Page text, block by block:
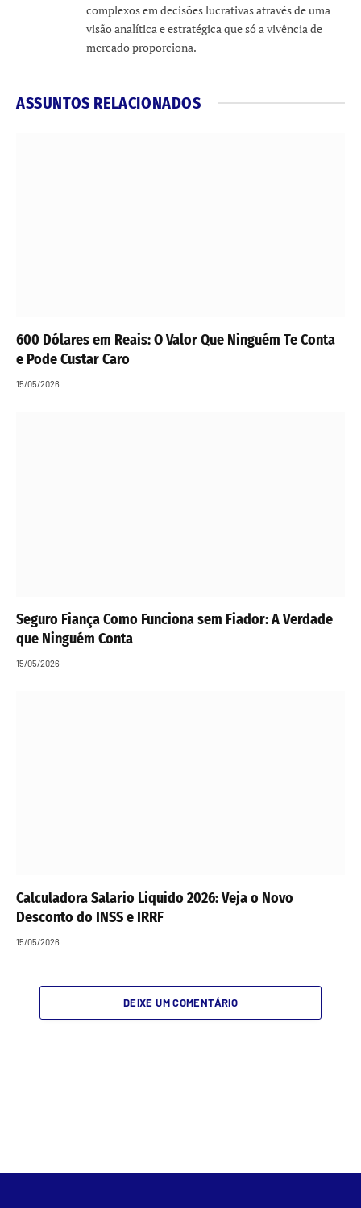
complexos em decisões lucrativas através de uma
visão analítica e estratégica que só a vivência de
mercado proporciona.
ASSUNTOS RELACIONADOS
600 Dólares em Reais: O Valor Que Ninguém Te Conta
e Pode Custar Caro
15/05/2026
Seguro Fiança Como Funciona sem Fiador: A Verdade
que Ninguém Conta
15/05/2026
Calculadora Salario Liquido 2026: Veja o Novo
Desconto do INSS e IRRF
15/05/2026
DEIXE UM COMENTÁRIO